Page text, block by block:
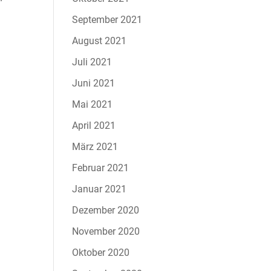
September 2021
August 2021
Juli 2021
Juni 2021
Mai 2021
April 2021
März 2021
Februar 2021
Januar 2021
Dezember 2020
November 2020
Oktober 2020